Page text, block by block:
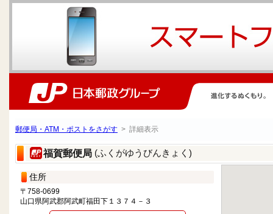
郵便局・ATM・ポストをさがす > 詳細表示
福賀郵便局 (ふくがゆうびんきょく)
住所
〒758-0699
山口県阿武郡阿武町福田下１３７４－３